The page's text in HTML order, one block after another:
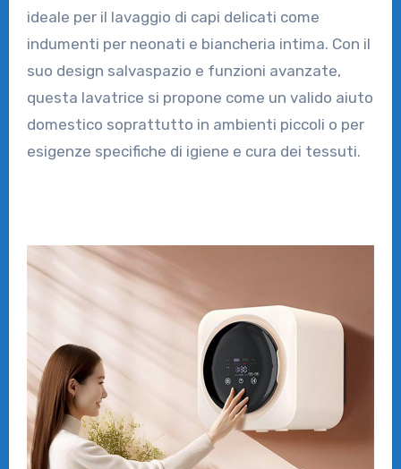
ideale per il lavaggio di capi delicati come
indumenti per neonati e biancheria intima. Con il
suo design salvaspazio e funzioni avanzate,
questa lavatrice si propone come un valido aiuto
domestico soprattutto in ambienti piccoli o per
esigenze specifiche di igiene e cura dei tessuti.